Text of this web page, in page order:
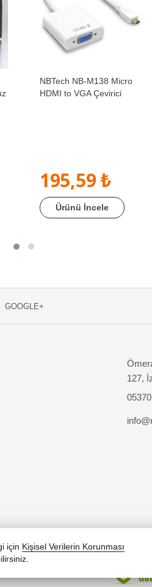
NBTech NB-M138 Micro
HDMI to VGA Çevirici
195,59 ₺
Ürünü İncele
GOOGLE+
127,
için Kişisel Verilerin Korunması